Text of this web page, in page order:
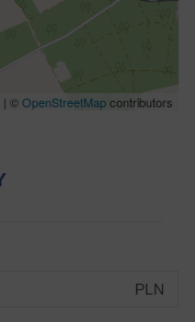
| ©OpenStreetMapcontributors
PLN